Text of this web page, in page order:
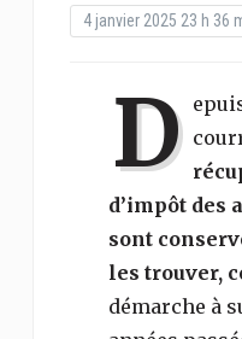
4 janvier 2025 23 h 36
D
d’impôt des
sont
les trouver,
démarche à